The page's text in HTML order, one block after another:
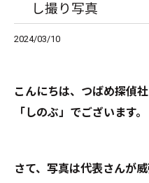
し撮り写真
2024/03/10
こんにちは、つばめ探偵
「しのぶ」でございます。
さて、写真は代表さんが